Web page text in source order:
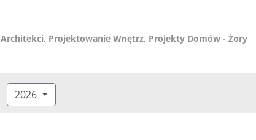
Architekci, Projektowanie Wnętrz, Projekty Domów - Żory
2026